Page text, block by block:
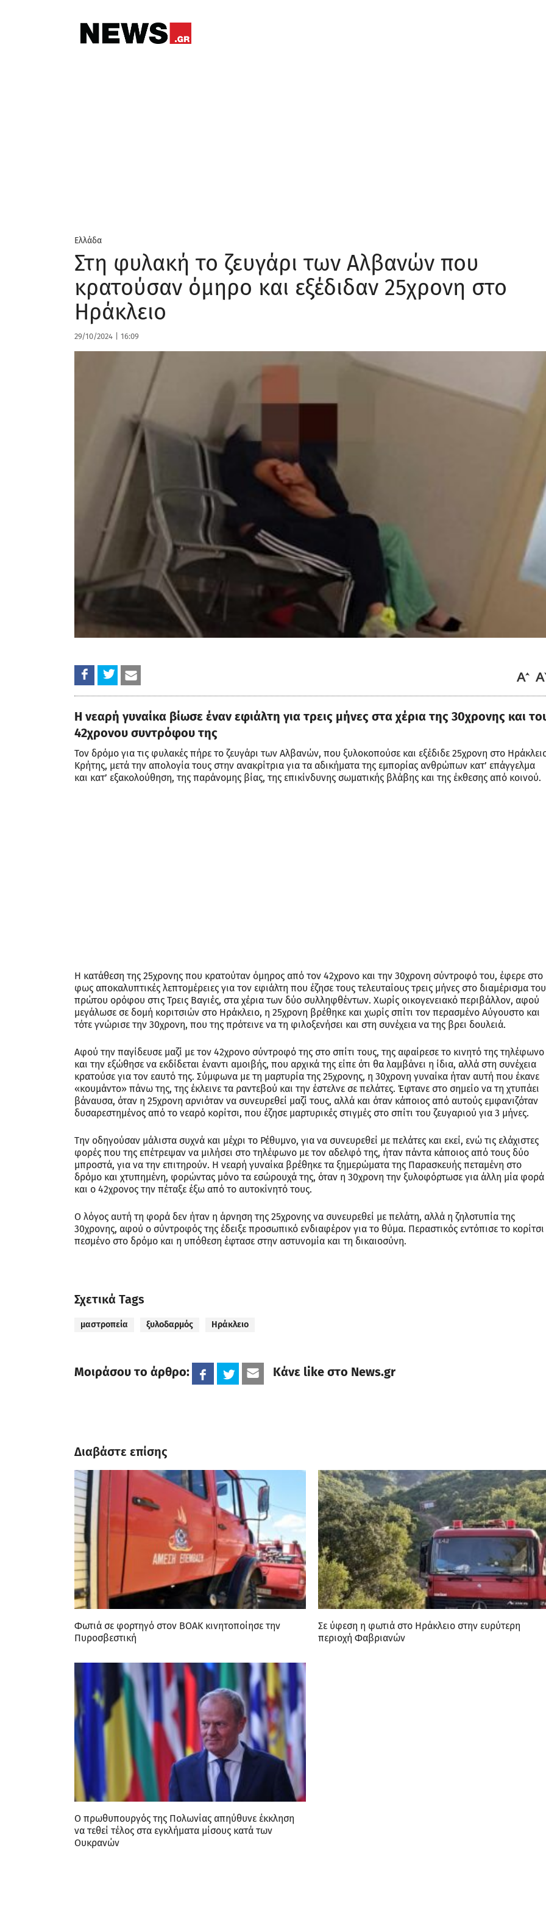
Ελλάδα
Στη φυλακή το ζευγάρι των Αλβανών που
κρατούσαν όμηρο και εξέδιδαν 25χρονη στο
Ηράκλειο
29/10/2024 16:09
Η νεαρή γυναίκα βίωσε έναν εφιάλτη για τρεις μήνες στα χέρια της 30χρονης και
42χρονου συντρόφου της
Τον δρόμο για τις φυλακές πήρε το ζευγάρι των Αλβανών, που ξυλοκοπούσε και εξέδιδε 25χρονη στο
Κρήτης, μετά την απολογία τους στην ανακρίτρια για τα αδικήματα της εμπορίας ανθρώπων κατ’ επάγγελμα
και κατ’ εξακολούθηση, της παράνομης βίας, της επικίνδυνης σωματικής βλάβης και της έκθεσης από κοινού.
Η κατάθεση της 25χρονης που κρατούταν όμηρος από τον 42χρονο και την 30χρονη σύντροφό του, έφερε στο
φως αποκαλυπτικές λεπτομέρειες για τον εφιάλτη που έζησε τους τελευταίους τρεις μήνες στο διαμέρισμα του
πρώτου ορόφου στις Τρεις Βαγιές, στα χέρια των δύο συλληφθέντων. Χωρίς οικογενειακό περιβάλλον, αφού
μεγάλωσε σε δομή κοριτσιών στο Ηράκλειο, η 25χρονη βρέθηκε και χωρίς σπίτι τον περασμένο Αύγουστο και
τότε γνώρισε την 30χρονη, που της πρότεινε να τη φιλοξενήσει και στη συνέχεια να της βρει δουλειά.
Αφού την παγίδευσε μαζί με τον 42χρονο σύντροφό της στο σπίτι τους, της αφαίρεσε το κινητό της τηλέφωνο
και την εξώθησε να εκδίδεται έναντι αμοιβής, που αρχικά της είπε ότι θα λαμβάνει η ίδια, αλλά στη συνέχεια
κρατούσε για τον εαυτό της. Σύμφωνα με τη μαρτυρία της 25χρονης, η 30χρονη γυναίκα ήταν αυτή που έκανε
«κουμάντο» πάνω της, της έκλεινε τα ραντεβού και την έστελνε σε πελάτες. Έφτανε στο σημείο να τη χτυπάει
βάναυσα, όταν η 25χρονη αρνιόταν να συνευρεθεί μαζί τους, αλλά και όταν κάποιος από αυτούς εμφανιζόταν
δυσαρεστημένος από το νεαρό κορίτσι, που έζησε μαρτυρικές στιγμές στο σπίτι του ζευγαριού για 3 μήνες.
Την οδηγούσαν μάλιστα συχνά και μέχρι το Ρέθυμνο, για να συνευρεθεί με πελάτες και εκεί, ενώ τις ελάχιστες
φορές που της επέτρεψαν να μιλήσει στο τηλέφωνο με τον αδελφό της, ήταν πάντα κάποιος από τους δύο
μπροστά, για να την επιτηρούν. Η νεαρή γυναίκα βρέθηκε τα ξημερώματα της Παρασκευής πεταμένη στο
δρόμο και χτυπημένη, φορώντας μόνο τα εσώρουχά της, όταν η 30χρονη την ξυλοφόρτωσε για άλλη μία φορά
και ο 42χρονος την πέταξε έξω από το αυτοκίνητό τους.
Ο λόγος αυτή τη φορά δεν ήταν η άρνηση της 25χρονης να συνευρεθεί με πελάτη, αλλά η ζηλοτυπία της
30χρονης, αφού ο σύντροφός της έδειξε προσωπικό ενδιαφέρον για το θύμα. Περαστικός εντόπισε το κορίτσι
πεσμένο στο δρόμο και η υπόθεση έφτασε στην αστυνομία και τη δικαιοσύνη.
Σχετικά Tags
μαστροπεία ξυλοδαρμός Ηράκλειο
Μοιράσου το άρθρο: Κάνε like στο News.gr
Διαβάστε επίσης
Φωτιά σε φορτηγό στον ΒΟΑΚ κινητοποίησε την
Πυροσβεστική
Σε ύφεση η φωτιά στο Ηράκλειο στην ευρύτερη
περιοχή Φαβριανών
Ο πρωθυπουργός της Πολωνίας απηύθυνε έκκληση
να τεθεί τέλος στα εγκλήματα μίσους κατά των
Ουκρανών